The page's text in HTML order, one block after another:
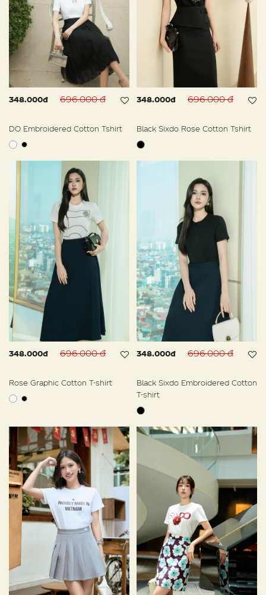
348.000đ 696.000 đ
DO Embroidered Cotton Tshirt
348.000đ 696.000 đ
Black Sixdo Rose Cotton Tshirt
348.000đ 696.000 đ
Rose Graphic Cotton T-shirt
348.000đ 696.000 đ
Black Sixdo Embroidered Cotton
T-shirt